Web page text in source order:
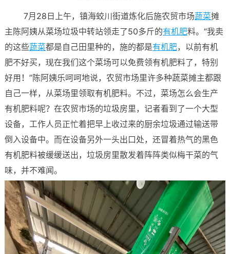
7月28日上午，镇海蛟川街道炼化后施农贸市场蔬菜摊
主陈阿姨从菜场垃圾中转站领走了50多斤的有机肥料。“我卖
的这些蔬菜都是自己田里种的，施的都是有机肥，以前有机
肥不好买，现在我们这个菜场可以免费领有机肥料了，特别
好用！”陈阿姨乐呵呵地说，农贸市场里许多种蔬菜摊主都跟
自己一样，从菜场里领取有机肥料。不过，菜场怎么会生产
有机肥料呢？在农贸市场的垃圾房里，记者看到了一个大型
设备，工作人员正忙着把早上收过来的厨余垃圾通过输送带
倒入设备中。而在设备另外一头出口处，还冒着热气的黑色
有机肥料被缓缓送出，垃圾房里散发着阵阵类似梅干菜的气
味，并不难闻。